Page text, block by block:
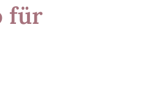
für